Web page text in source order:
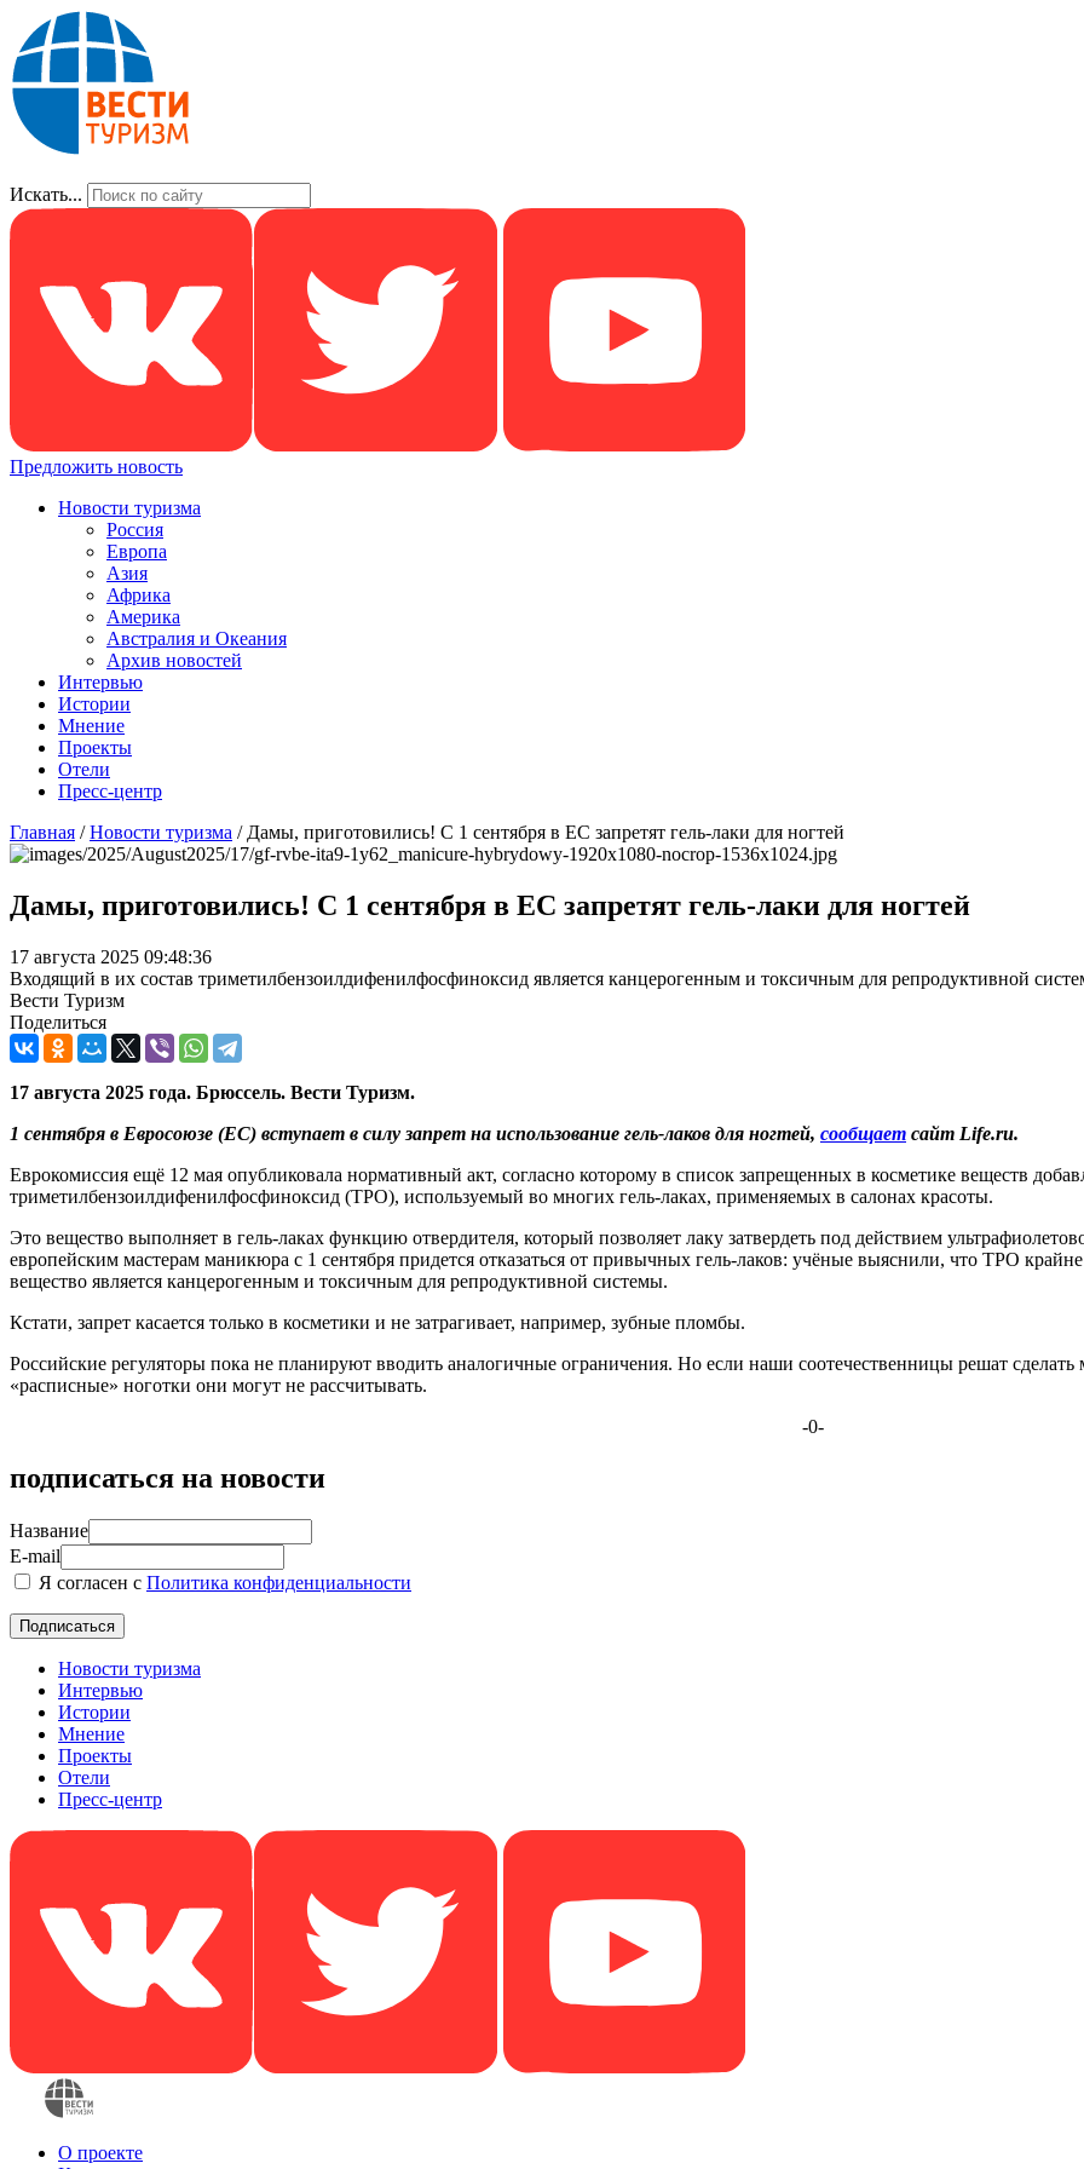
Искать...
Предложить новость
Новости туризма
Россия
Европа
Азия
Африка
Америка
Австралия и Океания
Архив новостей
Интервью
Истории
Мнение
Проекты
Отели
Пресс-центр
Главная /Новости туризма / Дамы, приготовились! С 1 сентября в ЕС запретят гель-лаки для ногтей
Дамы, приготовились! С 1 сентября в ЕС запретят гель-лаки для ногтей
17 августа 2025 09:48:36
Входящий в их состав триметилбензоилдифенилфосфиноксид является канцерогенным и токсичным для репродуктивной
Вести Туризм
Поделиться
17 августа 2025 года. Брюссель. Вести Туризм.
1 сентября в Евросоюзе (ЕС) вступает в силу запрет на использование гель-лаков для ногтей, сообщает сайт Life.ru.
Еврокомиссия ещё 12 мая опубликовала нормативный акт, согласно которому в список запрещенных в косметике веществ
триметилбензоилдифенилфосфиноксид (TPO), используемый во многих гель-лаках, применяемых в салонах красоты.
Это вещество выполняет в гель-лаках функцию отвердителя, который позволяет лаку затвердеть под действием
европейским мастерам маникюра с 1 сентября придется отказаться от привычных гель-лаков: учёные выяснили, что TPO
вещество является канцерогенным и токсичным для репродуктивной системы.
Кстати, запрет касается только в косметики и не затрагивает, например, зубные пломбы.
Российские регуляторы пока не планируют вводить аналогичные ограничения. Но если наши соотечественницы решат
«расписные» ноготки они могут не рассчитывать.
-0-
подписаться на новости
Название
E-mail
Я согласен с Политика конфиденциальности
Новости туризма
Интервью
Истории
Мнение
Проекты
Отели
Пресс-центр
О проекте